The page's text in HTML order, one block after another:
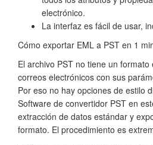
electrónico.
La interfaz es fácil de usar,
Cómo exportar EML a PST en 1
El archivo PST no tiene un
correos electrónicos con sus
Por eso no hay opciones de estilo
Software de convertidor PST en
extracción de datos estándar y
formato. El procedimiento es